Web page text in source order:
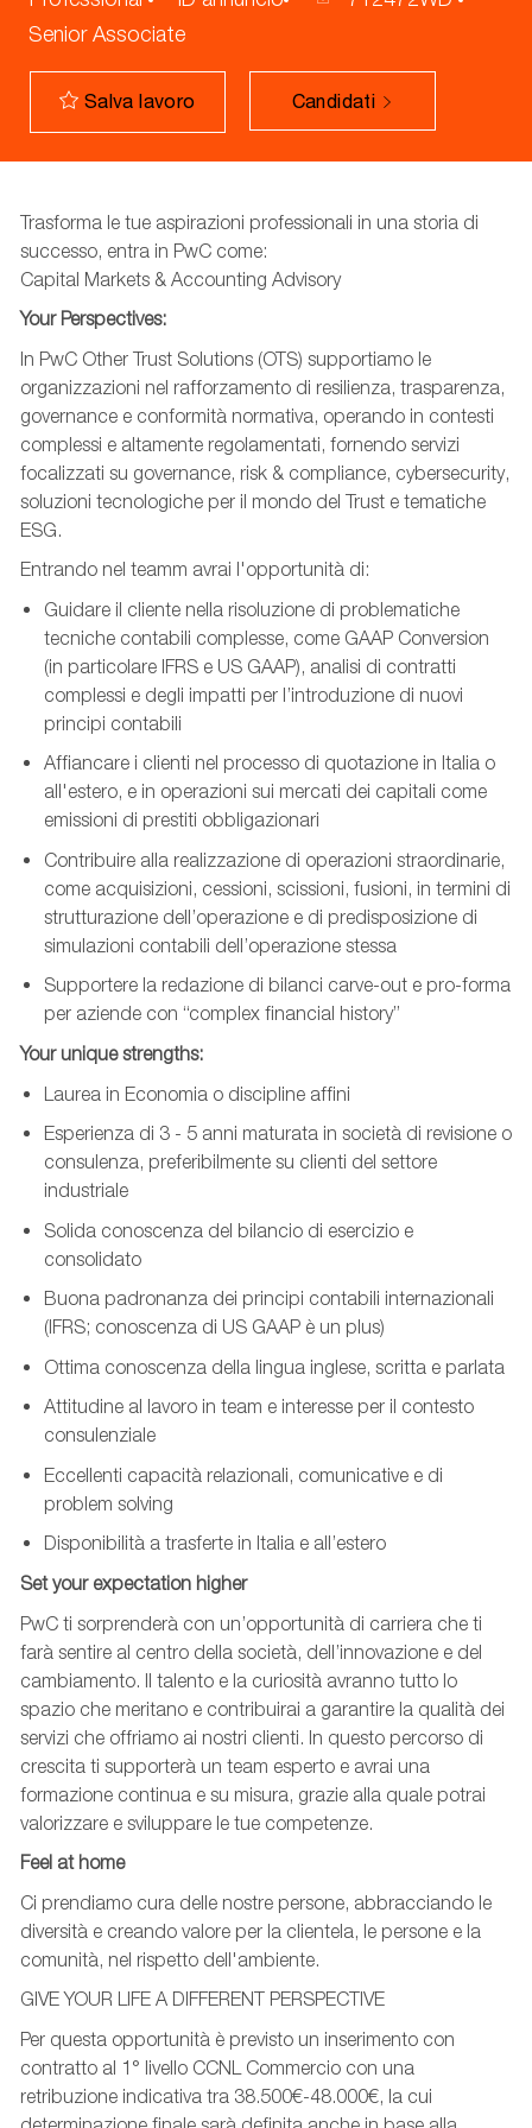
Senior Associate
Salva lavoro Candidati
Trasforma le tue aspirazioni professionali in una storia di
successo, entra in PwC come:
Capital Markets & Accounting Advisory
Your Perspectives:
In PwC Other Trust Solutions (OTS) supportiamo le
organizzazioni nel rafforzamento di resilienza, trasparenza,
governance e conformità normativa, operando in contesti
complessi e altamente regolamentati, fornendo servizi
focalizzati su governance, risk & compliance, cybersecurity,
soluzioni tecnologiche per il mondo del Trust e tematiche
ESG.
Entrando nel teamm avrai l'opportunità di:
Guidare il cliente nella risoluzione di problematiche
tecniche contabili complesse, come GAAP Conversion
(in particolare IFRS e US GAAP), analisi di contratti
complessi e degli impatti per l’introduzione di nuovi
principi contabili
Affiancare i clienti nel processo di quotazione in Italia o
all'estero, e in operazioni sui mercati dei capitali come
emissioni di prestiti obbligazionari
Contribuire alla realizzazione di operazioni straordinarie,
come acquisizioni, cessioni, scissioni, fusioni, in termini di
strutturazione dell’operazione e di predisposizione di
simulazioni contabili dell’operazione stessa
Supportere la redazione di bilanci carve-out e pro-forma
per aziende con “complex financial history”
Your unique strengths:
Laurea in Economia o discipline affini
Esperienza di 3 - 5 anni maturata in società di revisione o
consulenza, preferibilmente su clienti del settore
industriale
Solida conoscenza del bilancio di esercizio e
consolidato
Buona padronanza dei principi contabili internazionali
(IFRS; conoscenza di US GAAP è un plus)
Ottima conoscenza della lingua inglese, scritta e parlata
Attitudine al lavoro in team e interesse per il contesto
consulenziale
Eccellenti capacità relazionali, comunicative e di
problem solving
Disponibilità a trasferte in Italia e all’estero
Set your expectation higher
PwC ti sorprenderà con un’opportunità di carriera che ti
farà sentire al centro della società, dell’innovazione e del
cambiamento. Il talento e la curiosità avranno tutto lo
spazio che meritano e contribuirai a garantire la qualità dei
servizi che offriamo ai nostri clienti. In questo percorso di
crescita ti supporterà un team esperto e avrai una
formazione continua e su misura, grazie alla quale potrai
valorizzare e sviluppare le tue competenze.
Feel at home
Ci prendiamo cura delle nostre persone, abbracciando le
diversità e creando valore per la clientela, le persone e la
comunità, nel rispetto dell'ambiente.
GIVE YOUR LIFE A DIFFERENT PERSPECTIVE
Per questa opportunità è previsto un inserimento con
contratto al 1° livello CCNL Commercio con una
retribuzione indicativa tra 38.500€-48.000€, la cui